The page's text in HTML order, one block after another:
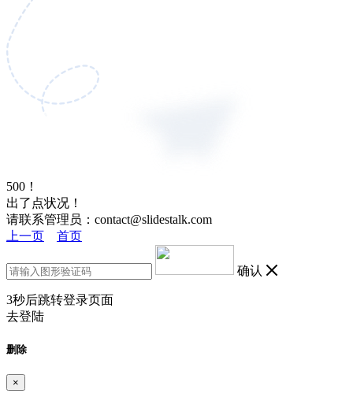
500！
出了点状况！
请联系管理员：contact@slidestalk.com
上一页
首页
确认
3秒后跳转登录页面
去登陆
删除
×